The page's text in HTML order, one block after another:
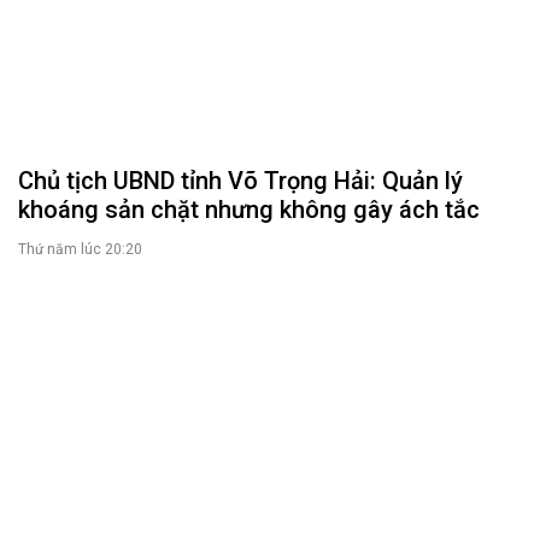
Chủ tịch UBND tỉnh Võ Trọng Hải: Quản lý
khoáng sản chặt nhưng không gây ách tắc
Thứ năm lúc 20:20